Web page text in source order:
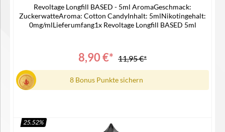
Revoltage Longfill BASED - 5ml AromaGeschmack:
ZuckerwatteAroma: Cotton CandyInhalt: 5mlNikotingehalt:
0mg/mlLieferumfang1x Revoltage Longfill BASED 5ml
8,90 €* 11,95 €*
8 Bonus Punkte sichern
25.52%